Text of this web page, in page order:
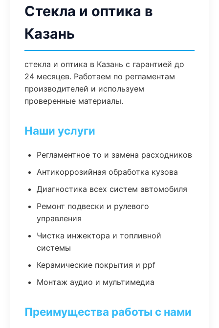
Стекла и оптика в
Казань
стекла и оптика в Казань с гарантией до
24 месяцев. Работаем по регламентам
производителей и используем
проверенные материалы.
Наши услуги
Регламентное то и замена расходников
Антикоррозийная обработка кузова
Диагностика всех систем автомобиля
Ремонт подвески и рулевого
управления
Чистка инжектора и топливной
системы
Керамические покрытия и ppf
Монтаж аудио и мультимедиа
Преимущества работы с нами